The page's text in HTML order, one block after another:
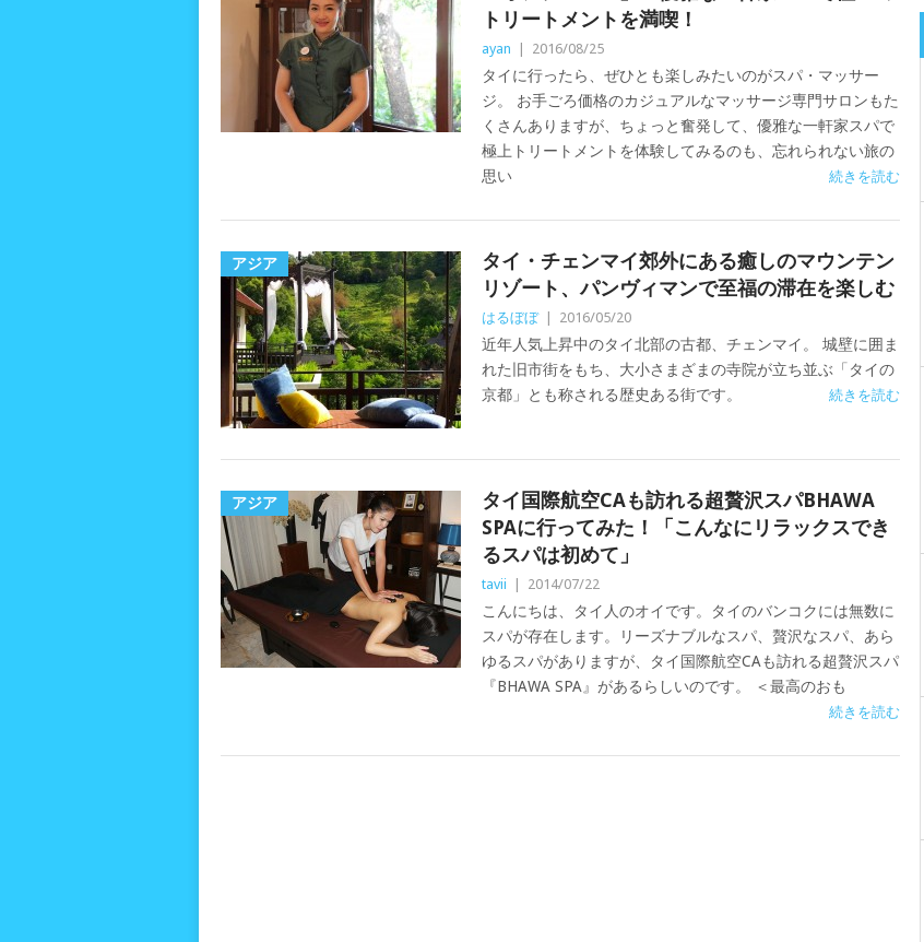
トリートメントを満喫！
ayan 2016/08/25
タイに行ったら、ぜひとも楽しみたいのがスパ・マッサー
ジ。 お手ごろ価格のカジュアルなマッサージ専門サロンもた
くさんありますが、ちょっと奮発して、優雅な一軒家スパで
極上トリートメントを体験してみるのも、忘れられない旅の
思い
続きを読む
アジア
タイ・チェンマイ郊外にある癒しのマウンテン
リゾート、パンヴィマンで至福の滞在を楽しむ
はるぼぼ 2016/05/20
近年人気上昇中のタイ北部の古都、チェンマイ。 城壁に囲ま
れた旧市街をもち、大小さまざまの寺院が立ち並ぶ「タイの
京都」とも称される歴史ある街です。
続きを読む
アジア
タイ国際航空CAも訪れる超贅沢スパBHAWA
SPAに行ってみた！「こんなにリラックスでき
るスパは初めて」
tavii 2014/07/22
こんにちは、タイ人のオイです。タイのバンコクには無数に
スパが存在します。リーズナブルなスパ、贅沢なスパ、あら
ゆるスパがありますが、タイ国際航空CAも訪れる超贅沢スパ
『BHAWA SPA』があるらしいのです。 ＜最高のおも
続きを読む